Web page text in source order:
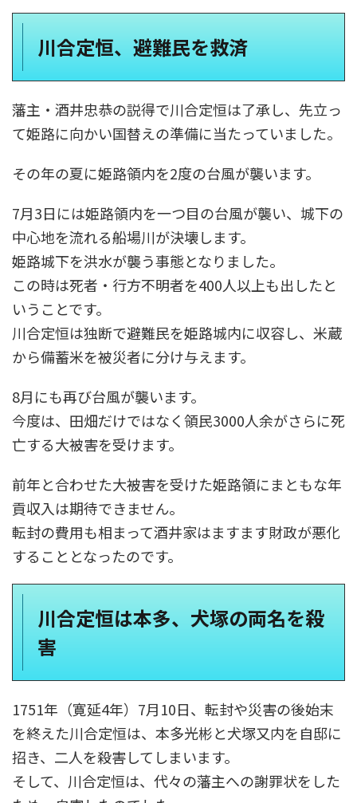
川合定恒、避難民を救済
藩主・酒井忠恭の説得で川合定恒は了承し、先立っ
て姫路に向かい国替えの準備に当たっていました。
その年の夏に姫路領内を2度の台風が襲います。
7月3日には姫路領内を一つ目の台風が襲い、城下の
中心地を流れる船場川が決壊します。
姫路城下を洪水が襲う事態となりました。
この時は死者・行方不明者を400人以上も出したと
いうことです。
川合定恒は独断で避難民を姫路城内に収容し、米蔵
から備蓄米を被災者に分け与えます。
8月にも再び台風が襲います。
今度は、田畑だけではなく領民3000人余がさらに死
亡する大被害を受けます。
前年と合わせた大被害を受けた姫路領にまともな年
貢収入は期待できません。
転封の費用も相まって酒井家はますます財政が悪化
することとなったのです。
川合定恒は本多、犬塚の両名を殺
害
1751年（寛延4年）7月10日、転封や災害の後始末
を終えた川合定恒は、本多光彬と犬塚又内を自邸に
招き、二人を殺害してしまいます。
そして、川合定恒は、代々の藩主への謝罪状をした